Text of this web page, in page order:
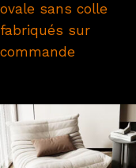
ovale sans colle
fabriqués sur
commande